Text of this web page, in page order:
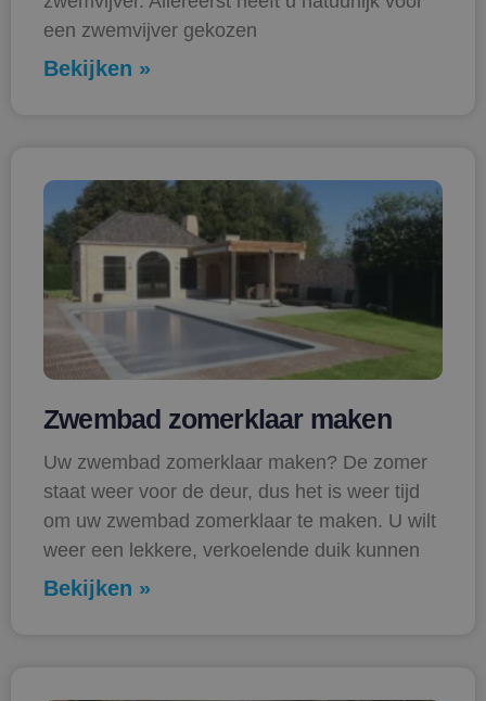
een zwemvijver gekozen
Bekijken »
Zwembad zomerklaar maken
Uw zwembad zomerklaar maken? De zomer
staat weer voor de deur, dus het is weer tijd
om uw zwembad zomerklaar te maken. U wilt
weer een lekkere, verkoelende duik kunnen
Bekijken »